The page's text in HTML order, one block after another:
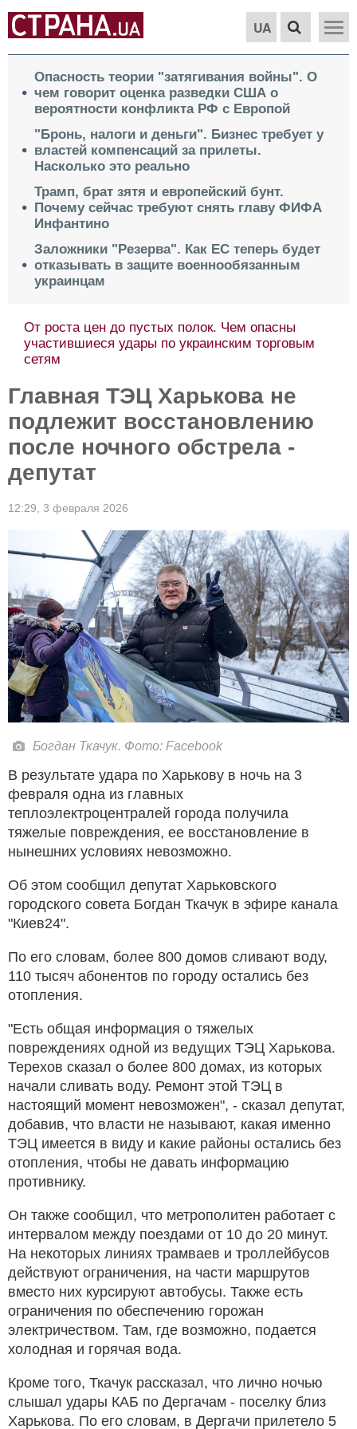
UA
Опасность теории "затягивания войны". О
чем говорит оценка разведки США о
вероятности конфликта РФ с Европой
"Бронь, налоги и деньги". Бизнес требует у
властей компенсаций за прилеты.
Насколько это реально
Трамп, брат зятя и европейский бунт.
Почему сейчас требуют снять главу ФИФА
Инфантино
Заложники "Резерва". Как ЕС теперь будет
отказывать в защите военнообязанным
украинцам
От роста цен до пустых полок. Чем опасны
участившиеся удары по украинским торговым
сетям
Главная ТЭЦ Харькова не
подлежит восстановлению
после ночного обстрела -
депутат
12:29, 3 февраля 2026
Богдан Ткачук. Фото: Facebook
В результате удара по Харькову в ночь на 3
февраля одна из главных
теплоэлектроцентралей города получила
тяжелые повреждения, ее восстановление в
нынешних условиях невозможно.
Об этом сообщил депутат Харьковского
городского совета Богдан Ткачук в эфире канала
"Киев24".
По его словам, более 800 домов сливают воду,
110 тысяч абонентов по городу остались без
отопления.
"Есть общая информация о тяжелых
повреждениях одной из ведущих ТЭЦ Харькова.
Терехов сказал о более 800 домах, из которых
начали сливать воду. Ремонт этой ТЭЦ в
настоящий момент невозможен", - сказал депутат,
добавив, что власти не называют, какая именно
ТЭЦ имеется в виду и какие районы остались без
отопления, чтобы не давать информацию
противнику.
Он также сообщил, что метрополитен работает с
интервалом между поездами от 10 до 20 минут.
На некоторых линиях трамваев и троллейбусов
действуют ограничения, на части маршрутов
вместо них курсируют автобусы. Также есть
ограничения по обеспечению горожан
электричеством. Там, где возможно, подается
холодная и горячая вода.
Кроме того, Ткачук рассказал, что лично ночью
слышал удары КАБ по Дергачам - поселку близ
Харькова. По его словам, в Дергачи прилетело 5